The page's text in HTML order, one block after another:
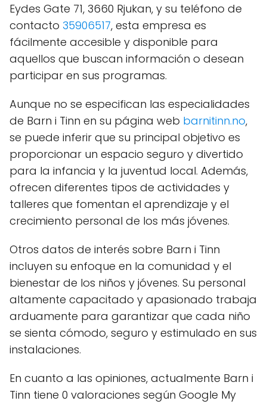
Eydes Gate 71, 3660 Rjukan, y su teléfono de
contacto 35906517, esta empresa es
fácilmente accesible y disponible para
aquellos que buscan información o desean
participar en sus programas.
Aunque no se especifican las especialidades
de Barn i Tinn en su página web barnitinn.no,
se puede inferir que su principal objetivo es
proporcionar un espacio seguro y divertido
para la infancia y la juventud local. Además,
ofrecen diferentes tipos de actividades y
talleres que fomentan el aprendizaje y el
crecimiento personal de los más jóvenes.
Otros datos de interés sobre Barn i Tinn
incluyen su enfoque en la comunidad y el
bienestar de los niños y jóvenes. Su personal
altamente capacitado y apasionado trabaja
arduamente para garantizar que cada niño
se sienta cómodo, seguro y estimulado en sus
instalaciones.
En cuanto a las opiniones, actualmente Barn i
Tinn tiene 0 valoraciones según Google My